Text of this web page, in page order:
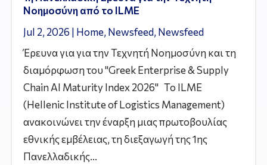
Νοημοσύνη από το ILME
Jul 2, 2026 | Home, Newsfeed, Newsfeed
Έρευνα για για την Τεχνητή Νοημοσύνη και τη
διαμόρφωση του "Greek Enterprise & Supply
Chain AI Maturity Index 2026" Το ILME
(Hellenic Institute of Logistics Management)
ανακοινώνει την έναρξη μιας πρωτοβουλίας
εθνικής εμβέλειας, τη διεξαγωγή της 1ης
Πανελλαδικής...